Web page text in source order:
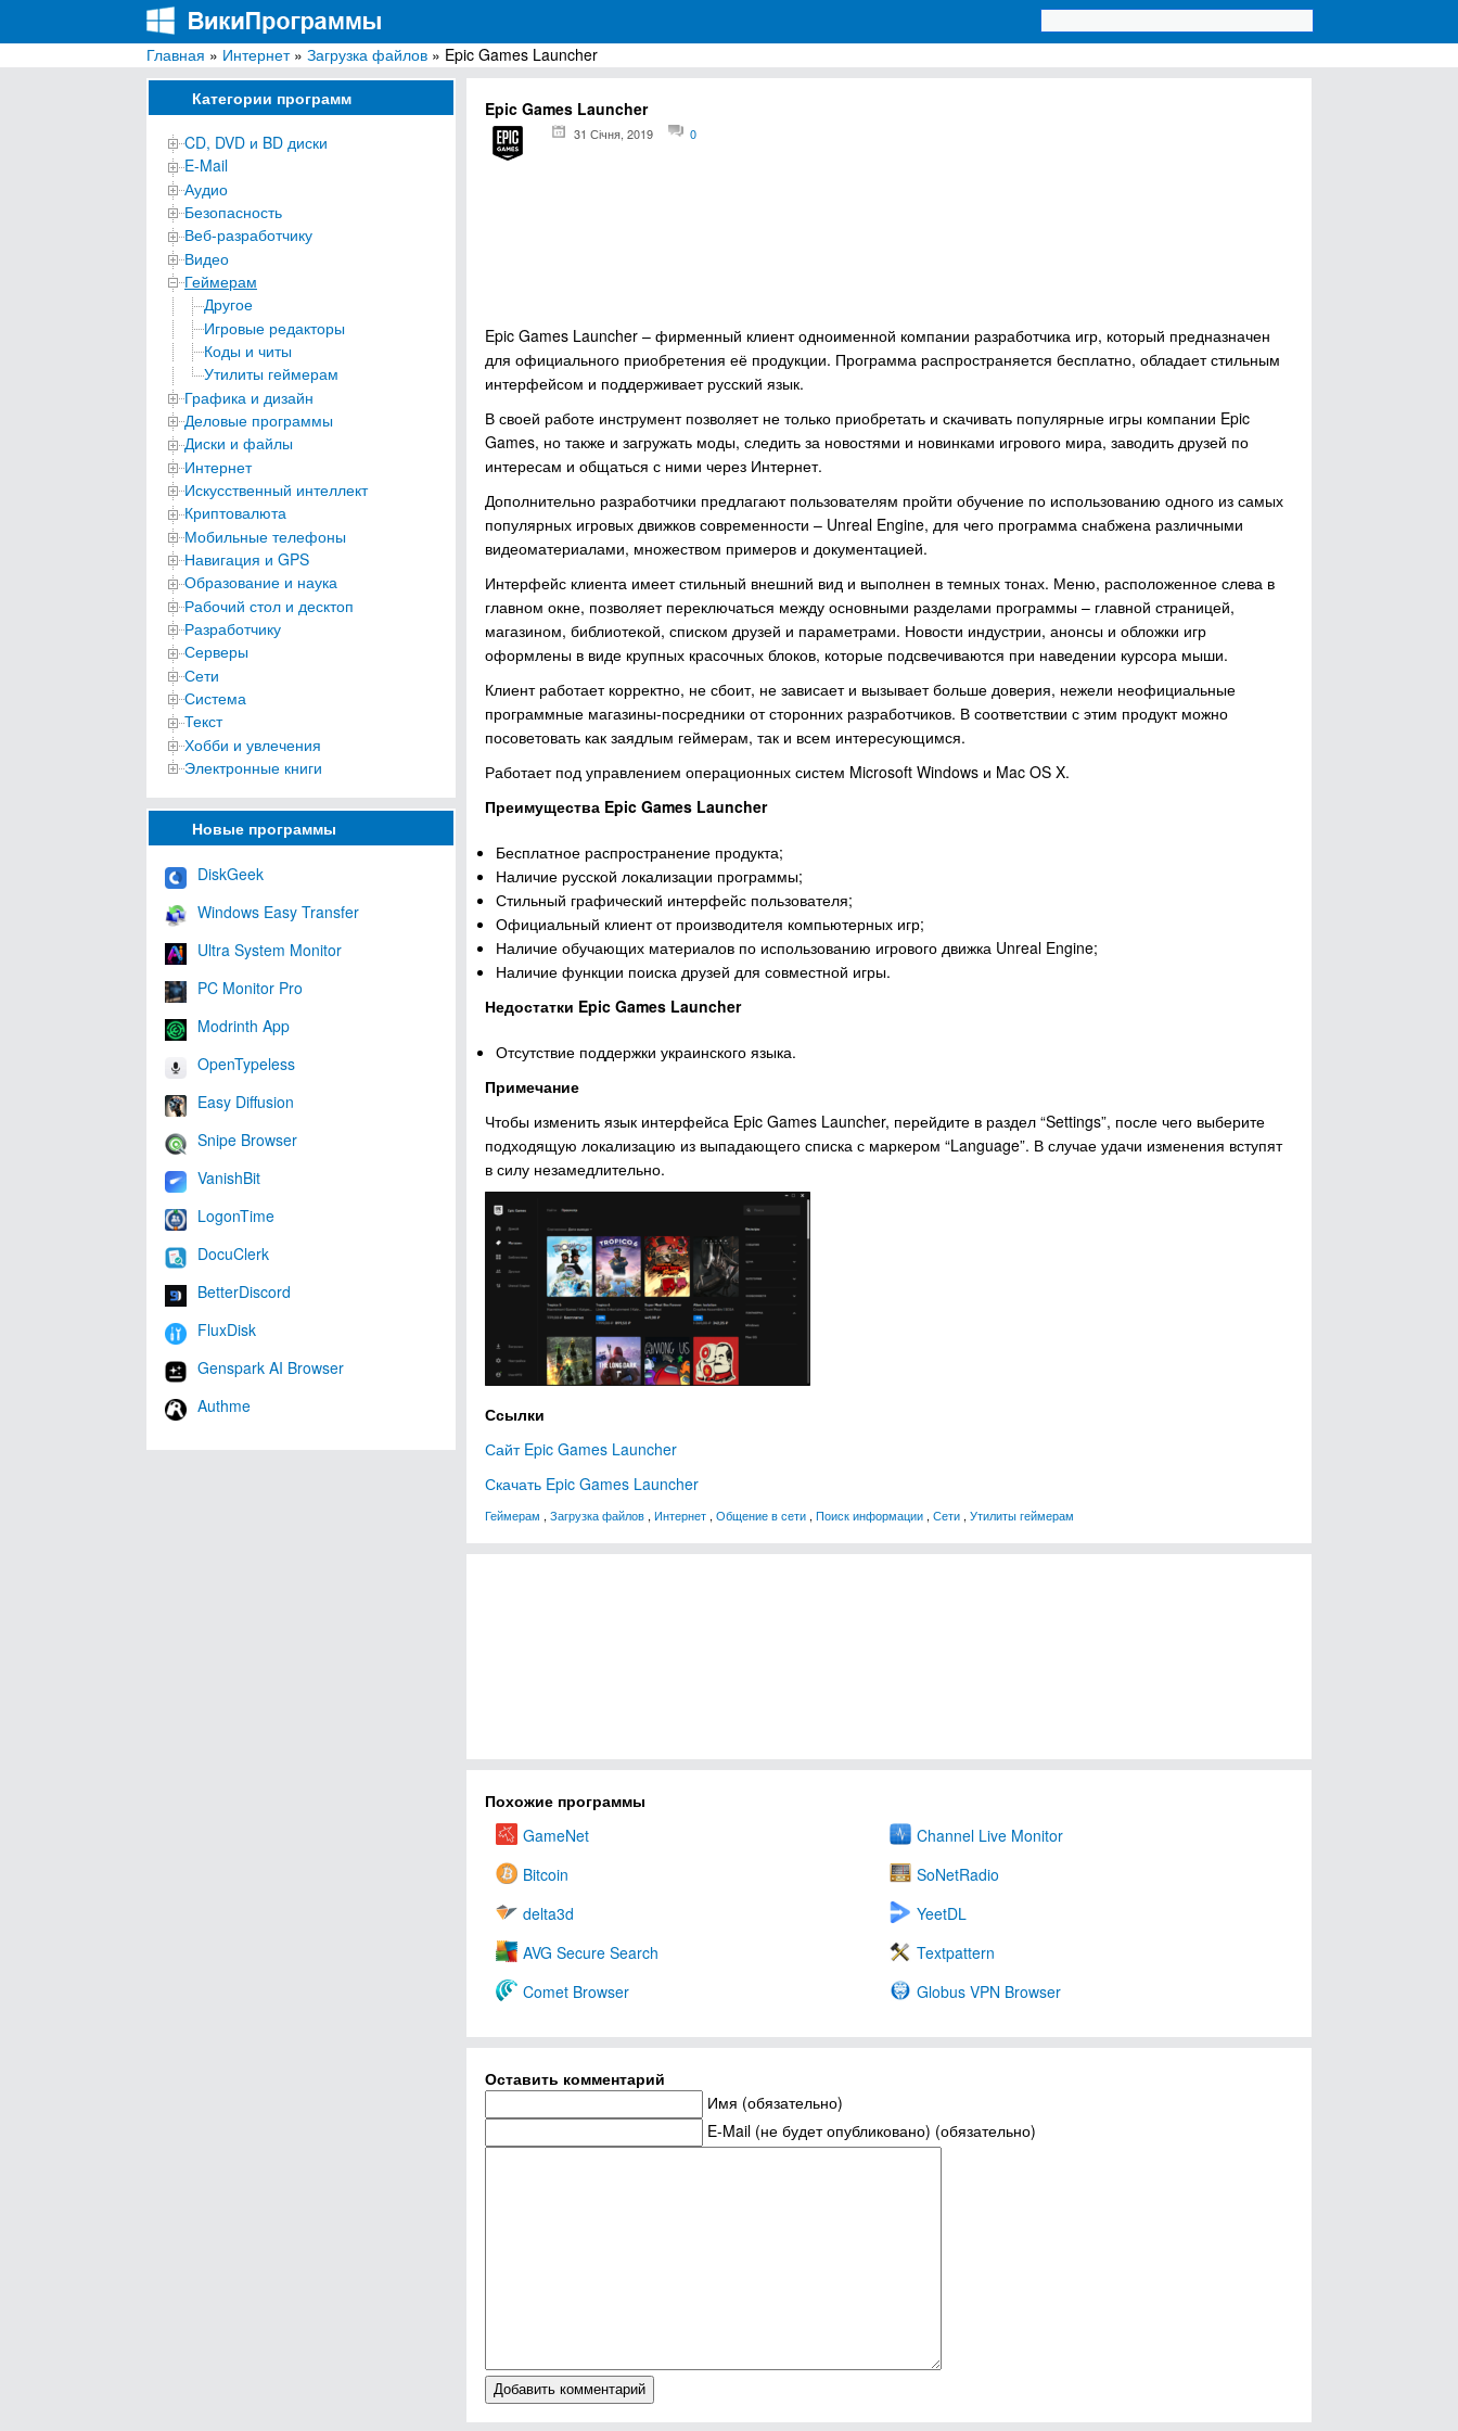
ВикиПрограммы
Энциклопедия бесплатных компьютерных программ для Windows
Главная » Интернет» Загрузка файлов » Epic Games Launcher
Категории программ
CD, DVD и BD диски
E-Mail
Аудио
Безопасность
Веб-разработчику
Видео
Геймерам
Другое
Игровые редакторы
Коды и читы
Утилиты геймерам
Графика и дизайн
Деловые программы
Диски и файлы
Интернет
Искусственный интеллект
Криптовалюта
Мобильные телефоны
Навигация и GPS
Образование и наука
Рабочий стол и десктоп
Разработчику
Серверы
Сети
Система
Текст
Хобби и увлечения
Электронные книги
Новые программы
DiskGeek
Windows Easy Transfer
Ultra System Monitor
PC Monitor Pro
Modrinth App
OpenTypeless
Easy Diffusion
Snipe Browser
VanishBit
LogonTime
DocuClerk
BetterDiscord
FluxDisk
Genspark AI Browser
Authme
Epic Games Launcher
31 Січня, 2019 0
Epic Games Launcher – фирменный клиент одноименной компании разработчика игр, который предназначен
для официального приобретения её продукции. Программа распространяется бесплатно, обладает стильным
интерфейсом и поддерживает русский язык.
В своей работе инструмент позволяет не только приобретать и скачивать популярные игры компании Epic
Games, но также и загружать моды, следить за новостями и новинками игрового мира, заводить друзей по
интересам и общаться с ними через Интернет.
Дополнительно разработчики предлагают пользователям пройти обучение по использованию одного из самых
популярных игровых движков современности – Unreal Engine, для чего программа снабжена различными
видеоматериалами, множеством примеров и документацией.
Интерфейс клиента имеет стильный внешний вид и выполнен в темных тонах. Меню, расположенное слева в
главном окне, позволяет переключаться между основными разделами программы – главной страницей,
магазином, библиотекой, списком друзей и параметрами. Новости индустрии, анонсы и обложки игр
оформлены в виде крупных красочных блоков, которые подсвечиваются при наведении курсора мыши.
Клиент работает корректно, не сбоит, не зависает и вызывает больше доверия, нежели неофициальные
программные магазины-посредники от сторонних разработчиков. В соответствии с этим продукт можно
посоветовать как заядлым геймерам, так и всем интересующимся.
Работает под управлением операционных систем Microsoft Windows и Mac OS X.
Преимущества Epic Games Launcher
Бесплатное распространение продукта;
Наличие русской локализации программы;
Стильный графический интерфейс пользователя;
Официальный клиент от производителя компьютерных игр;
Наличие обучающих материалов по использованию игрового движка Unreal Engine;
Наличие функции поиска друзей для совместной игры.
Недостатки Epic Games Launcher
Отсутствие поддержки украинского языка.
Примечание
Чтобы изменить язык интерфейса Epic Games Launcher, перейдите в раздел “Settings”, после чего выберите
подходящую локализацию из выпадающего списка с маркером “Language”. В случае удачи изменения вступят
в силу незамедлительно.
Ссылки
Сайт Epic Games Launcher
Скачать Epic Games Launcher
Геймерам , Загрузка файлов , Интернет , Общение в сети , Поиск информации , Сети , Утилиты геймерам
Похожие программы
GameNet
Channel Live Monitor
Bitcoin
SoNetRadio
delta3d
YeetDL
AVG Secure Search
Textpattern
Comet Browser
Globus VPN Browser
Оставить комментарий
Имя (обязательно)
E-Mail (не будет опубликовано) (обязательно)